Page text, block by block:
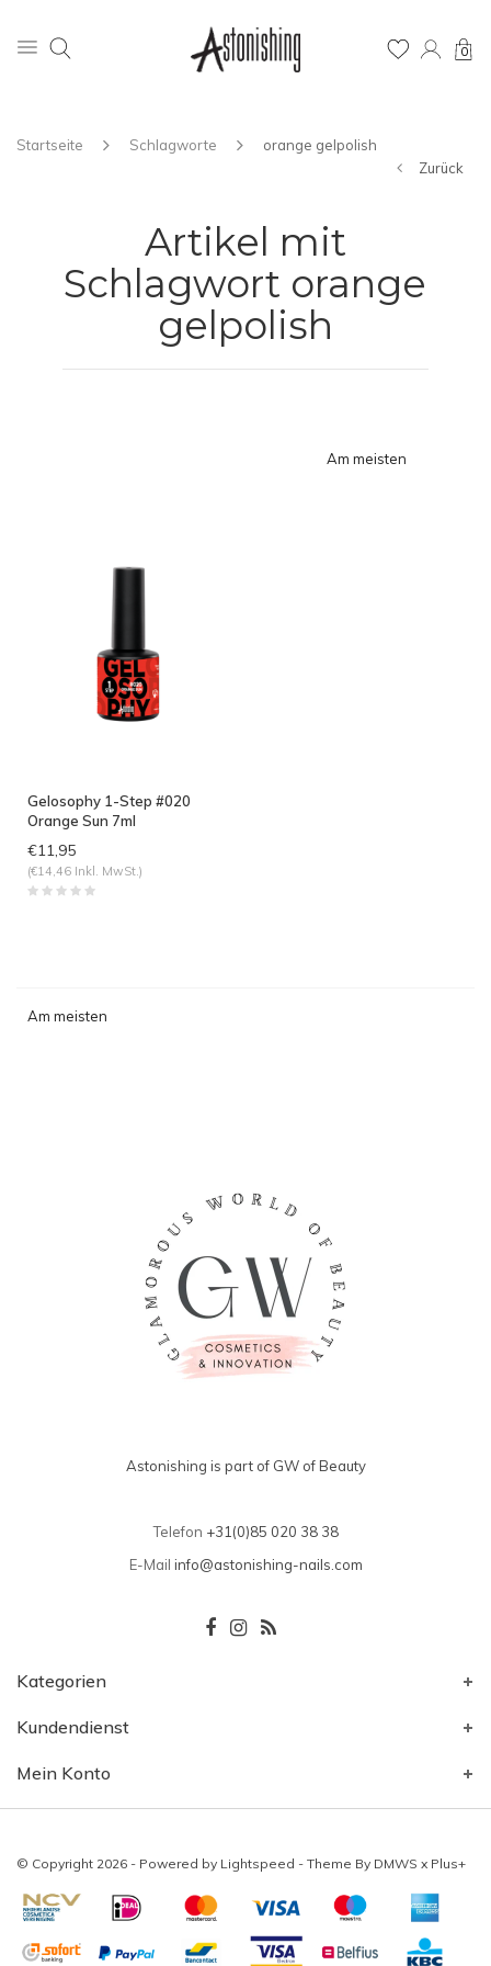
0
Startseite Schlagworte
orange gelpolish
Zurück
Artikel mit
Schlagwort orange
gelpolish
Am meisten
Gelosophy 1-Step #020
Orange Sun 7ml
€11,95
(€14,46 Inkl. MwSt.)
Am meisten
Astonishing is part of GW of Beauty
Telefon +31(0)85 020 38 38
E-Mail info@astonishing-nails.com
Kategorien
Kundendienst
Mein Konto
© Copyright 2026 - Powered by Lightspeed - Theme By DMWS x Plus+